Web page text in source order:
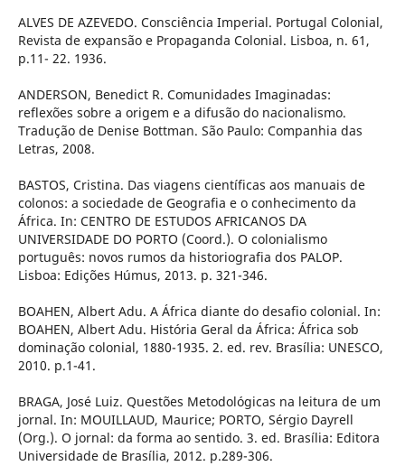
ALVES DE AZEVEDO. Consciência Imperial. Portugal Colonial,
Revista de expansão e Propaganda Colonial. Lisboa, n. 61,
p.11- 22. 1936.
ANDERSON, Benedict R. Comunidades Imaginadas:
reflexões sobre a origem e a difusão do nacionalismo.
Tradução de Denise Bottman. São Paulo: Companhia das
Letras, 2008.
BASTOS, Cristina. Das viagens científicas aos manuais de
colonos: a sociedade de Geografia e o conhecimento da
África. In: CENTRO DE ESTUDOS AFRICANOS DA
UNIVERSIDADE DO PORTO (Coord.). O colonialismo
português: novos rumos da historiografia dos PALOP.
Lisboa: Edições Húmus, 2013. p. 321-346.
BOAHEN, Albert Adu. A África diante do desafio colonial. In:
BOAHEN, Albert Adu. História Geral da África: África sob
dominação colonial, 1880-1935. 2. ed. rev. Brasília: UNESCO,
2010. p.1-41.
BRAGA, José Luiz. Questões Metodológicas na leitura de um
jornal. In: MOUILLAUD, Maurice; PORTO, Sérgio Dayrell
(Org.). O jornal: da forma ao sentido. 3. ed. Brasília: Editora
Universidade de Brasília, 2012. p.289-306.